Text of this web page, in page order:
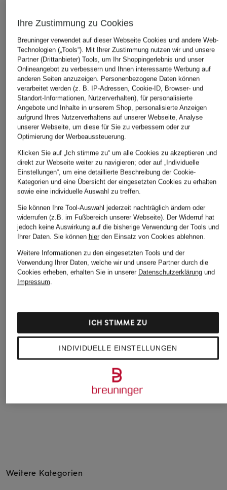
295 €
GIVENCHY
Hoodie
399 €
Bestpreis:339,15 €
Ursprünglich:
205 €
Bestpreis:295 €
Weitere Kategorien
Ihre Zustimmung zu Cookies
Breuninger verwendet auf dieser Webseite Cookies und andere Web-
Technologien („Tools“). Mit Ihrer Zustimmung nutzen wir und unsere
Partner (Drittanbieter) Tools, um Ihr Shoppingerlebnis und unser
Onlineangebot zu verbessern und Ihnen interessante Werbung auf
anderen Seiten anzuzeigen. Personenbezogene Daten können
verarbeitet werden (z. B. IP-Adressen, Cookie-ID, Browser- und
Standort-Informationen, Nutzerverhalten), für personalisierte
Angebote und Inhalte in unserem Shop, personalisierte Anzeigen
aufgrund Ihres Nutzerverhaltens auf unserer Webseite, Analyse
unserer Webseite, um diese für Sie zu verbessern oder zur
Optimierung der Werbeaussteuerung.
Klicken Sie auf „Ich stimme zu“ um alle Cookies zu akzeptieren und
direkt zur Webseite weiter zu navigieren; oder auf „Individuelle
Einstellungen“, um eine detaillierte Beschreibung der Cookie-
Kategorien und eine Übersicht der eingesetzten Cookies zu erhalten
sowie eine individuelle Auswahl zu treffen.
Sie können Ihre Tool-Auswahl jederzeit nachträglich ändern oder
widerrufen (z.B. im Fußbereich unserer Webseite). Der Widerruf hat
jedoch keine Auswirkung auf die bisherige Verwendung der Tools und
Ihrer Daten. Sie können hierden Einsatz von Cookies ablehnen.
Weitere Informationen zu den eingesetzten Tools und der
Verwendung Ihrer Daten, welche wir und unsere Partner durch die
Cookies erheben, erhalten Sie in unserer Datenschutzerklärungund
Impressum.
INDIVIDUELLE EINSTELLUNGEN
ICH STIMME ZU